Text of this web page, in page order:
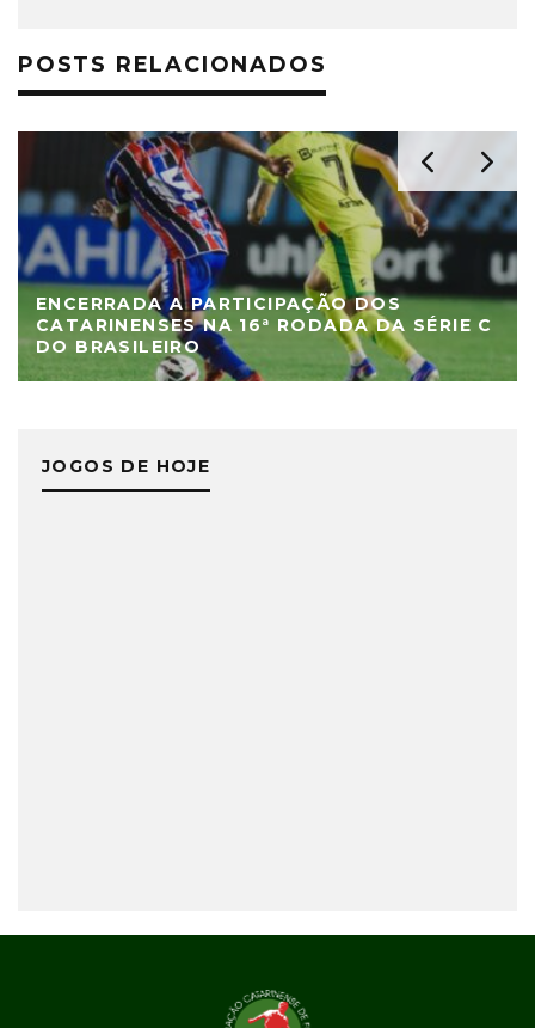
POSTS RELACIONADOS
ENCERRADA A PARTICIPAÇÃO DOS
CATARINENSES NA 16ª RODADA DA SÉRIE C
DO BRASILEIRO
JOGOS DE HOJE